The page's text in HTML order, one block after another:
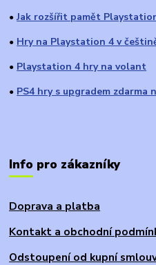
● Jak rozšířit pamět
● Hry na Playstation 4 v
● Playstation 4 hry na volant
● PS4 hry s upgradem zdarma
Info pro zákazníky
Doprava a platba
Kontakt a obchodní
Odstoupení od kupní